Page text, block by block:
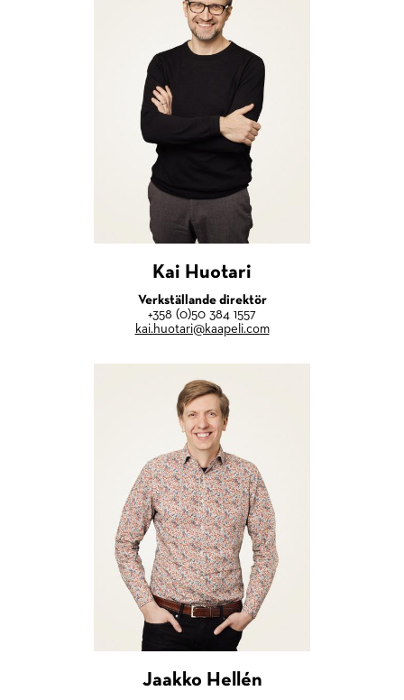
Kai Huotari
Verkställande direktör
+358 (0)50 384 1557
kai.huotari@kaapeli.com
Jaakko Hellén